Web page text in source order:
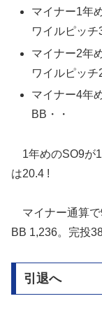
マイナー1年
ワイルピッチ
マイナー2年
ワイルピッチ
マイナー4年
BB・・
1年めのSO9が
は20.4 !
マイナー通算で
BB 1,236。完投
引退へ